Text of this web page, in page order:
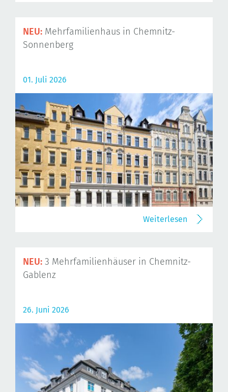
NEU: Mehrfamilienhaus in Chemnitz-
Sonnenberg
01. Juli 2026
Weiterlesen
NEU: 3 Mehrfamilienhäuser in Chemnitz-
Gablenz
26. Juni 2026